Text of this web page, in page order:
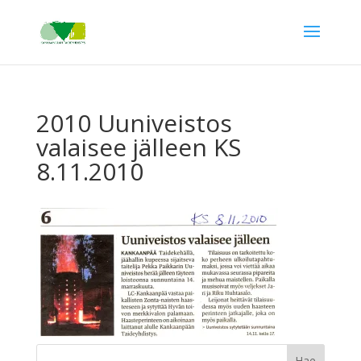
2010 Uuniveistos
valaisee jälleen KS
8.11.2010